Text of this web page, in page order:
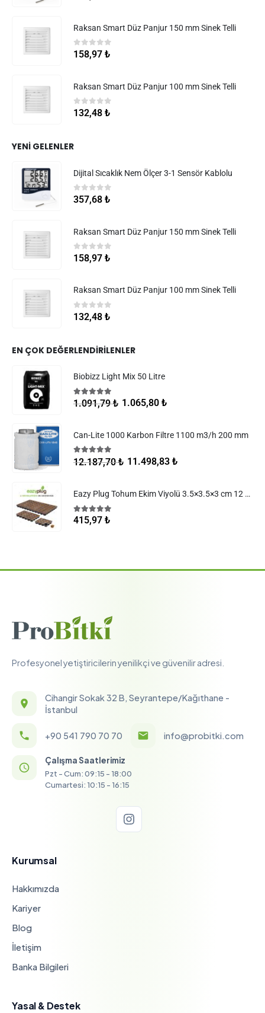
Raksan Smart Düz Panjur 150 mm Sinek Telli
0 5 üzerinden
158,97 ₺
Raksan Smart Düz Panjur 100 mm Sinek Telli
05 üzerinden
132,48 ₺
YENI GELENLER
Dijital Sıcaklık Nem Ölçer 3-1 Sensör Kablolu
05 üzerinden
357,68 ₺
Raksan Smart Düz Panjur 150 mm Sinek Telli
0 5 üzerinden
158,97 ₺
Raksan Smart Düz Panjur 100 mm Sinek Telli
05 üzerinden
132,48 ₺
EN ÇOK DEĞERLENDIRILENLER
Biobizz Light Mix 50 Litre
5.005 üzerinden
1.091,79₺ 1.065,80 ₺
Can-Lite 1000 Karbon Filtre 1100 m3/h 200 mm
5.00 5 üzerinden
12.187,70₺ 11.498,83 ₺
Eazy Plug Tohum Ekim Viyolü 3.5×3.5×3 cm 12 göz
5.005 üzerinden
415,97 ₺
Profesyonel yetiştiricilerin yenilikçi ve güvenilir adresi.
Cihangir Sokak 32 B, Seyrantepe/Kağıthane -
İstanbul
+90 541 790 70 70 info@probitki.com
Çalışma Saatlerimiz
Pzt - Cum: 09:15 - 18:00
Cumartesi: 10:15 - 16:15
Kurumsal
Hakkımızda
Kariyer
Blog
İletişim
Banka Bilgileri
Yasal & Destek